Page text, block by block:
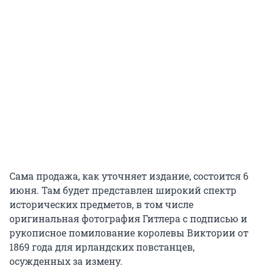
Сама продажа, как уточняет издание, состоится 6
июня. Там будет представлен широкий спектр
исторических предметов, в том числе
оригинальная фотография Гитлера с подписью и
рукописное помилование королевы Виктории от
1869 года для ирландских повстанцев,
осужденных за измену.